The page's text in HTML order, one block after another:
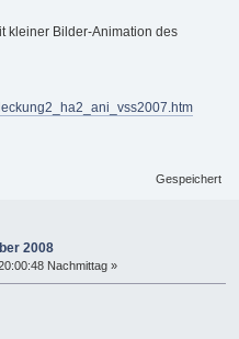
kleiner Bilder-Animation des
Gespeichert
2008
Nachmittag »